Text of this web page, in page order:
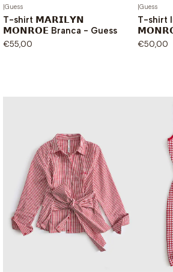
|Guess
T-shirt 𝗠𝗔𝗥𝗜𝗟𝗬𝗡
𝗠𝗢𝗡𝗥𝗢𝗘 Branca - Guess
€55,00
|Guess
T-shirt
€50,00